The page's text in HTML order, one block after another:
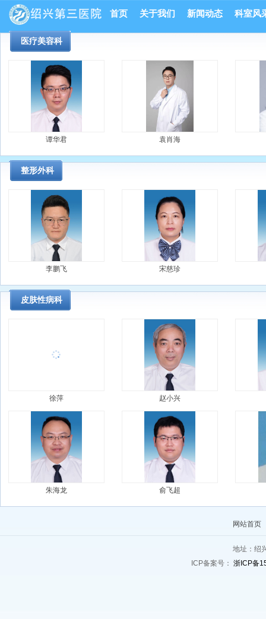
首页 关于我们 新闻动态 科室风
医疗美容科
谭华君 袁肖海
整形外科
李鹏飞 宋慈珍
皮肤性病科
徐萍 赵小兴
朱海龙 俞飞超
网站首页
地址：绍
ICP备案号： 浙ICP备